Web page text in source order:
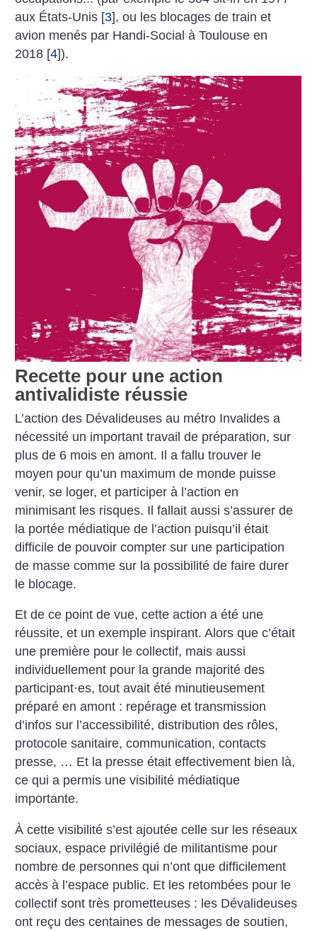
aux États-Unis [3], ou les blocages de train et
avion menés par Handi-Social à Toulouse en
2018 [4]).
Recette pour une action
antivalidiste réussie
L’action des Dévalideuses au métro Invalides a
nécessité un important travail de préparation, sur
plus de 6 mois en amont. Il a fallu trouver le
moyen pour qu’un maximum de monde puisse
venir, se loger, et participer à l’action en
minimisant les risques. Il fallait aussi s’assurer de
la portée médiatique de l’action puisqu’il était
difficile de pouvoir compter sur une participation
de masse comme sur la possibilité de faire durer
le blocage.
Et de ce point de vue, cette action a été une
réussite, et un exemple inspirant. Alors que c’était
une première pour le collectif, mais aussi
individuellement pour la grande majorité des
participant·es, tout avait été minutieusement
préparé en amont : repérage et transmission
d’infos sur l’accessibilité, distribution des rôles,
protocole sanitaire, communication, contacts
presse, … Et la presse était effectivement bien là,
ce qui a permis une visibilité médiatique
importante.
À cette visibilité s’est ajoutée celle sur les réseaux
sociaux, espace privilégié de militantisme pour
nombre de personnes qui n’ont que difficilement
accès à l’espace public. Et les retombées pour le
collectif sont très prometteuses : les Dévalideuses
ont reçu des centaines de messages de soutien,